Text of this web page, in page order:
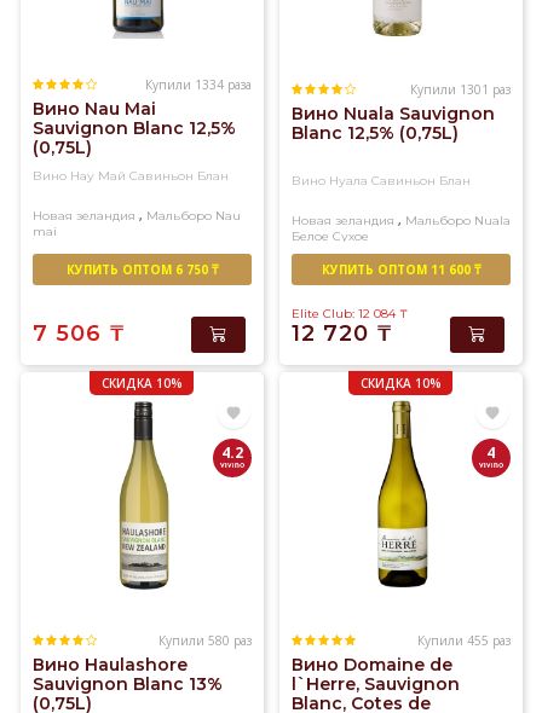
Купили 1334 раза
Вино Nau Mai
Sauvignon Blanc 12,5%
(0,75L)
Вино Нау Май Савиньон Блан
Новая зеландия , Мальборо Nau
mai
КУПИТЬ ОПТОМ 6 750 ₸
7 506 ₸
Купили 1301 раз
Вино Nuala Sauvignon
Blanc 12,5% (0,75L)
Вино Нуала Савиньон Блан
Новая зеландия , Мальборо Nuala
Белое Сухое
КУПИТЬ ОПТОМ 11 600 ₸
Elite Club: 12 084 ₸
12 720 ₸
СКИДКА 10%
4.2
Купили 580 раз
Вино Haulashore
Sauvignon Blanc 13%
(0,75L)
СКИДКА 10%
4
Купили 455 раз
Вино Domaine de
l`Herre, Sauvignon
Blanc, Cotes de